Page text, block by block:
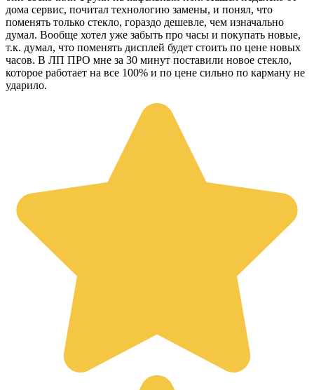
дома сервис, почитал технологию замены, и понял, что
поменять только стекло, гораздо дешевле, чем изначально
думал. Вообще хотел уже забыть про часы и покупать новые,
т.к. думал, что поменять дисплей будет стоить по цене новых
часов. В ЛП ПРО мне за 30 минут поставили новое стекло,
которое работает на все 100% и по цене сильно по карману не
ударило.